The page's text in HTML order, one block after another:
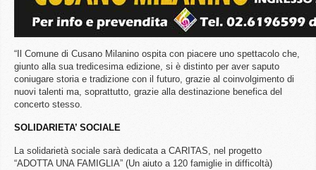
“Il Comune di Cusano Milanino ospita con piacere uno spettacolo che,
giunto alla sua tredicesima edizione, si è distinto per aver saputo
coniugare storia e tradizione con il futuro, grazie al coinvolgimento di
nuovi talenti ma, soprattutto, grazie alla destinazione benefica del
concerto stesso.
SOLIDARIETA’ SOCIALE
La solidarietà sociale sarà dedicata a CARITAS, nel progetto
“ADOTTA UNA FAMIGLIA” (Un aiuto a 120 famiglie in difficoltà)